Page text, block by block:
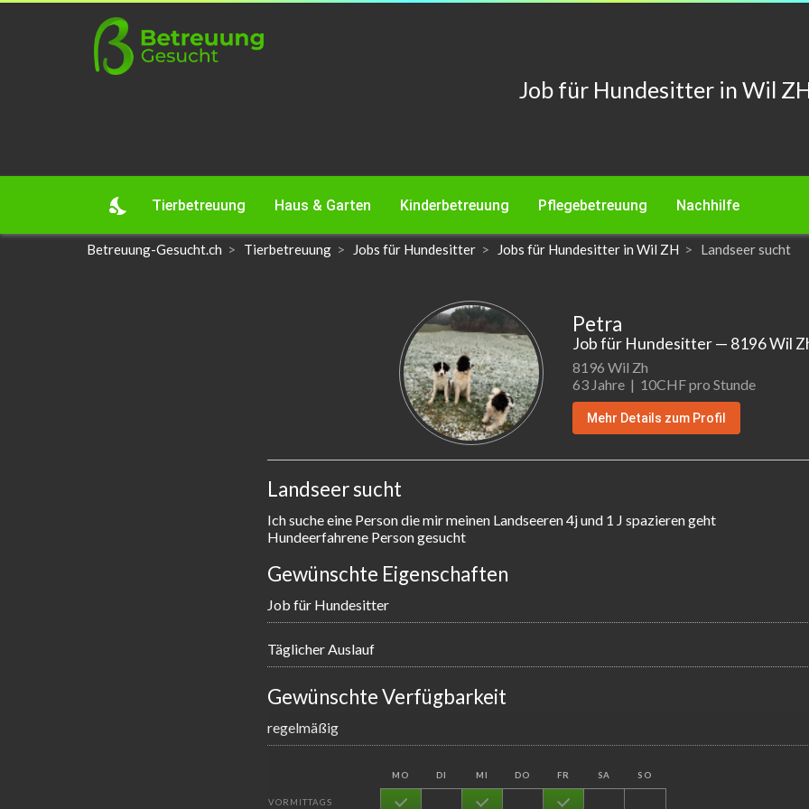
Job für Hundesitter in Wil
nights_stay Tierbetreuung Haus & Garten Kinderbetreuung Pflegebetreuung Nachhilfe
Betreuung-Gesucht.ch Tierbetreuung Jobs für Hundesitter Jobs für Hundesitter in Wil ZH Landseer sucht
Petra
Job für Hundesitter— 8196 Wil
8196 Wil Zh
63 Jahre | 10CHF pro Stunde
Mehr Details zum Profil
Landseer sucht
Ich suche eine Person die mir meinen Landseeren 4j und 1 J spazieren geht
Hundeerfahrene Person gesucht
Gewünschte Eigenschaften
Job für Hundesitter
Täglicher Auslauf
Gewünschte Verfügbarkeit
regelmäßig
MO DI MI DO FR SA SO
VORMITTAGS